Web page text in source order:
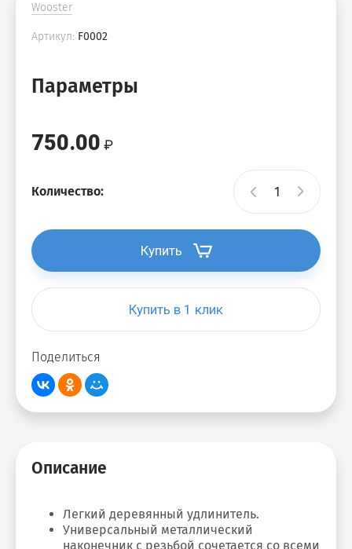
Wooster
Артикул: F0002
Параметры
750.00
Количество:
Купить
Купить в 1 клик
Поделиться
Описание
Легкий деревянный удлинитель.
Универсальный металлический
наконечник с резьбой сочетается со всеми